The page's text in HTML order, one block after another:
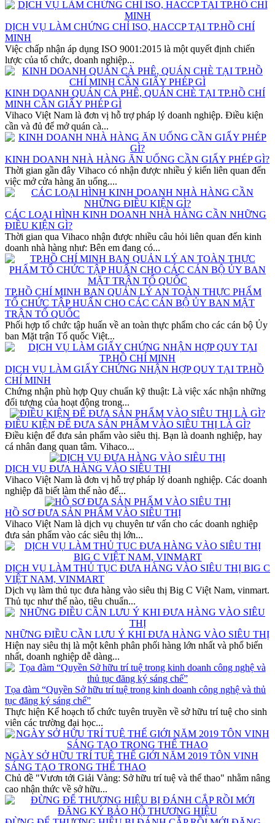
DỊCH VỤ LÀM CHỨNG CHỈ ISO, HACCP TẠI TP.HỒ CHÍ
MINH
Việc chấp nhận áp dụng ISO 9001:2015 là một quyết định chiến
lược của tổ chức, doanh nghiệp...
KINH DOANH QUÁN CÀ PHÊ, QUÁN CHÈ TẠI TP.HỒ CHÍ
MINH CẦN GIẤY PHÉP GÌ
Vihaco Việt Nam là đơn vị hỗ trợ pháp lý doanh nghiệp. Điều kiện
cần và đủ để mở quán cà...
KINH DOANH NHÀ HÀNG ĂN UỐNG CẦN GIẤY PHÉP GÌ?
Thời gian gần đây Vihaco có nhận được nhiều ý kiến liên quan đến
việc mở cửa hàng ăn uống....
CÁC LOẠI HÌNH KINH DOANH NHÀ HÀNG CẦN NHỮNG
ĐIỀU KIỆN GÌ?
Thời gian qua Vihaco nhận được nhiều câu hỏi liên quan đến kinh
doanh nhà hàng như: Bên em đang có...
TP.HỒ CHÍ MINH BAN QUẢN LÝ AN TOÀN THỰC PHẨM
TỔ CHỨC TẬP HUẤN CHO CÁC CÁN BỘ ỦY BAN MẶT
TRẬN TỔ QUỐC
Phối hợp tổ chức tập huấn về an toàn thực phẩm cho các cán bộ Ủy
ban Mặt trận Tổ quốc Việt...
DỊCH VỤ LÀM GIẤY CHỨNG NHẬN HỢP QUY TẠI TP.HỒ
CHÍ MINH
Chứng nhận phù hợp Quy chuẩn kỹ thuật: Là việc xác nhận những
đối tượng của hoạt động trong...
ĐIỀU KIỆN ĐỂ ĐƯA SẢN PHẨM VÀO SIÊU THỊ LÀ GÌ?
Điều kiện để đưa sản phẩm vào siêu thị. Bạn là doanh nghiệp, hay
cá nhân đang quan tâm. Vihaco...
DỊCH VỤ ĐƯA HÀNG VÀO SIÊU THỊ
Vihaco Việt Nam là đơn vị hỗ trợ pháp lý doanh nghiệp. Các doanh
nghiệp đã biết làm thế nào để...
HỒ SƠ ĐƯA SẢN PHẨM VÀO SIÊU THỊ
Vihaco Việt Nam là dịch vụ chuyên tư vấn cho các doanh nghiệp
đưa sản phẩm vào các siêu thị lớn...
DỊCH VỤ LÀM THỦ TỤC ĐƯA HÀNG VÀO SIÊU THỊ BIG C
VIỆT NAM, VINMART
Dịch vụ làm thủ tục đưa hàng vào siêu thị Big C Việt Nam, vinmart.
Thủ tục như thế nào, tiêu chuẩn...
NHỮNG ĐIỀU CẦN LƯU Ý KHI ĐƯA HÀNG VÀO SIÊU THỊ
Hiện nay siêu thị là một kênh phân phối hàng lớn nhất và phổ biến
nhất, doanh nghiệp dễ dàng...
Tọa đàm “Quyền Sở hữu trí tuệ trong kinh doanh công nghệ và thủ
tục đăng ký sáng chế”
Thực hiện Kế hoạch tổ chức tuyên truyền về sở hữu trí tuệ cho sinh
viên các trường đại học...
NGÀY SỞ HỮU TRÍ TUỆ THẾ GIỚI NĂM 2019 TÔN VINH
SÁNG TẠO TRONG THỂ THAO
Chủ đề "Vươn tới Giải Vàng: Sở hữu trí tuệ và thể thao" nhằm nâng
cao nhận thức về sở hữu...